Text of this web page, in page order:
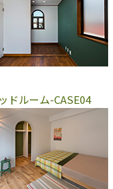
ドルーム-CASE04